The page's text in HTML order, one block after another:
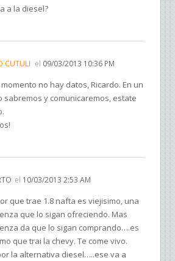
a la diesel?
CUTULI el 09/03/2013 10:36 PM
no hay datos, Ricardo. En un
sabremos y comunicaremos, estate
el 10/03/2013 2:53 AM
que trae 1.8 nafta es viejisimo, una
que lo sigan ofreciendo. Mas
da que lo sigan comprando….es
que trai la chevy. Te come vivo.
la alternativa diesel…..ese va a